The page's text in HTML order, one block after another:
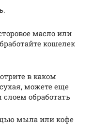
масло или
кошелек
в каком
можете еще
обработать
мыла или кофе